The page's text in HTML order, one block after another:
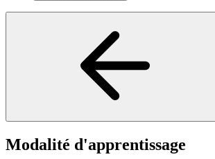
Modalité d'apprentissage